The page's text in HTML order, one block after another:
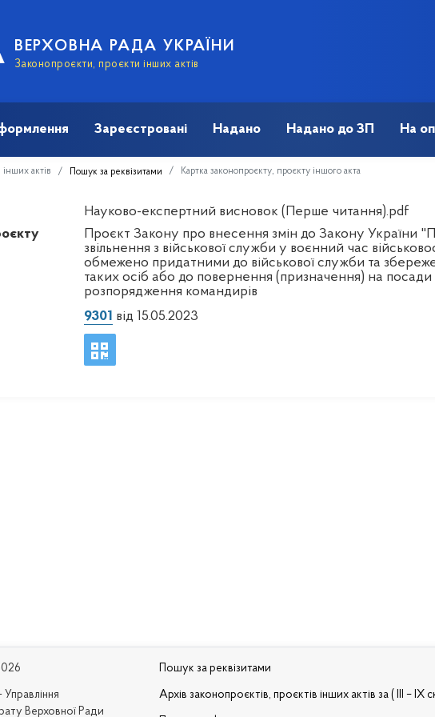
ВЕРХОВНА РАДА УКРАЇНИ
Законопроєкти, проєкти інших актів
Зареєстровані Надано Надано до ЗП На
актів Пошук за реквізитами Картка законопроєкту, проєкту іншого акта
Науково-експертний висновок (Перше читання).pdf
Проєкт Закону про внесення змін до Закону України
звільнення з військової служби у воєнний час
обмежено придатними до військової служби та
таких осіб або до повернення (призначення) на
розпорядження командирів
9301 від 15.05.2023
Управління
Верховної Ради
Пошук за реквізитами
Архів законопроєктів, проєктів інших актів за ( III – IX